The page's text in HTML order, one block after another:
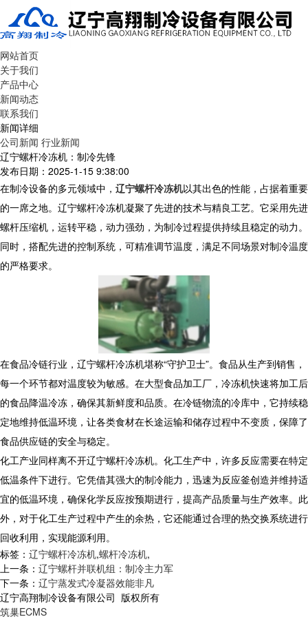
网站首页
关于我们
产品中心
新闻动态
联系我们
新闻详细
公司新闻 行业新闻
辽宁螺杆冷冻机：制冷先锋
发布日期：2025-1-15 9:38:00
在制冷设备的多元领域中， 辽宁螺杆冷冻机以其出色的性能，占据着重要
的一席之地。辽宁螺杆冷冻机凝聚了先进的技术与精良工艺。它采用先进
螺杆压缩机，运转平稳，动力强劲，为制冷过程提供持续且稳定的动力。
同时，搭配先进的控制系统，可精准调节温度，满足不同场景对制冷温度
的严格要求。
在食品冷链行业，辽宁螺杆冷冻机堪称“守护卫士”。食品从生产到销售，
每一个环节都对温度较为敏感。在大型食品加工厂，冷冻机快速将加工后
的食品降温冷冻，确保其新鲜度和品质。在冷链物流的冷库中，它持续稳
定地维持低温环境，让各类食材在长途运输和储存过程中不变质，保障了
食品供应链的安全与稳定。
化工产业同样离不开辽宁螺杆冷冻机。化工生产中，许多反应需要在特定
低温条件下进行。它凭借其强大的制冷能力，迅速为反应釜创造并维持适
宜的低温环境，确保化学反应按预期进行，提高产品质量与生产效率。此
外，对于化工生产过程中产生的余热，它还能通过合理的热交换系统进行
回收利用，实现能源利用。
标签： 辽宁螺杆冷冻机,螺杆冷冻机,
上一条： 辽宁螺杆并联机组：制冷主力军
下一条： 辽宁蒸发式冷凝器效能非凡
辽宁高翔制冷设备有限公司 版权所有
筑巢ECMS